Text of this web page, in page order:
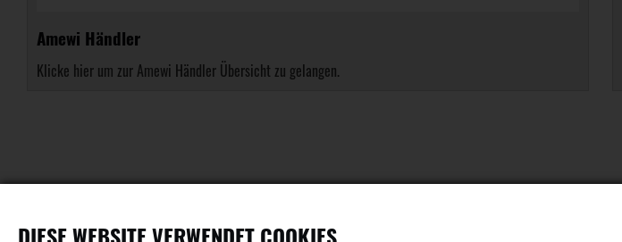
Amewi Händler
Klicke hier um zur Amewi Händler Übersicht zu gelangen.